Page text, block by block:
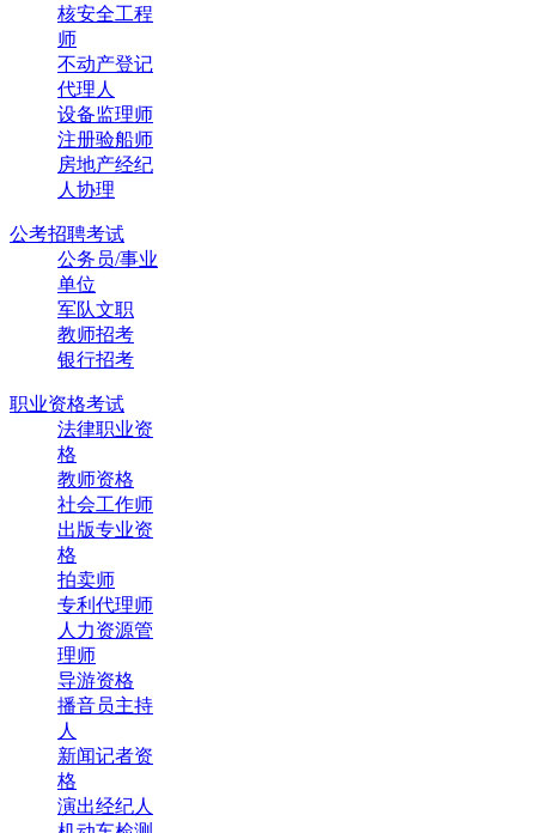
核安全工程
师
不动产登记
代理人
设备监理师
注册验船师
房地产经纪
人协理
公考招聘考试
公务员/事业
单位
军队文职
教师招考
银行招考
职业资格考试
法律职业资
格
教师资格
社会工作师
出版专业资
格
拍卖师
专利代理师
人力资源管
理师
导游资格
播音员主持
人
新闻记者资
格
演出经纪人